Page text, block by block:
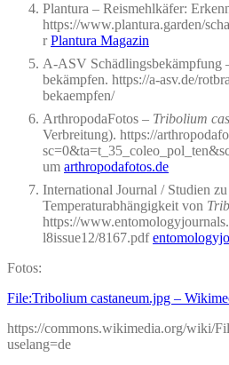
Plantura – Reismehlkäfer:
https://www.plantura.garden/
rPlantura Magazin
A-ASV Schädlingsbekämpfung
bekämpfen. https://a-asv.de/
bekaempfen/
ArthropodaFotos – Tribolium
Verbreitung). https://
um arthropodafotos.de
International Journal / Studien
Temperaturabhängigkeit von
https://
l8issue12/8167.pdf
Fotos:
File:Tribolium castaneum.jpg –
https://commons.wikimedia.org/wiki/
uselang=de